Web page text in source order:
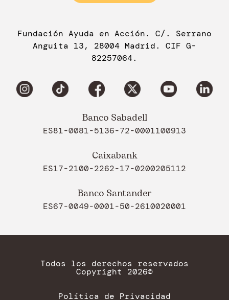
Fundación Ayuda en Acción. C/. Serrano
Anguita 13, 28004 Madrid. CIF G-
82257064.
Banco Sabadell
ES81-0081-5136-72-0001100913
Caixabank
ES17-2100-2262-17-0200205112
Banco Santander
ES67-0049-0001-50-2610020001
Todos los derechos reservados
Copyright 2026©
Política de Privacidad